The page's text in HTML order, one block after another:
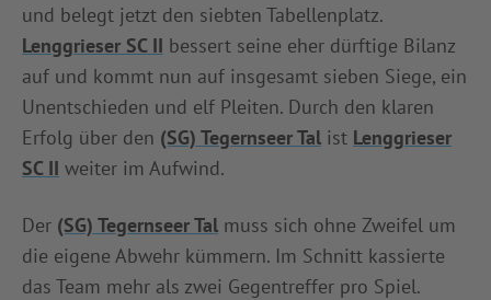
und belegt jetzt den siebten Tabellenplatz.
Lenggrieser SC II bessert seine eher dürftige Bilanz
auf und kommt nun auf insgesamt sieben Siege, ein
Unentschieden und elf Pleiten. Durch den klaren
Erfolg über den (SG) Tegernseer Tal ist Lenggrieser
SC II weiter im Aufwind.
Der (SG) Tegernseer Tal muss sich ohne Zweifel um
die eigene Abwehr kümmern. Im Schnitt kassierte
das Team mehr als zwei Gegentreffer pro Spiel.